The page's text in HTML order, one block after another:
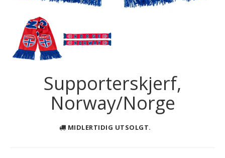
Supporterskjerf,
Norway/Norge
MIDLERTIDIG UTSOLGT.